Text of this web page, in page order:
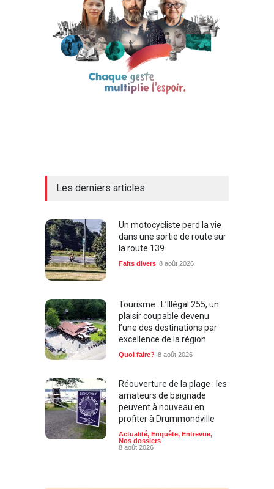
Les derniers articles
Un motocycliste perd la vie
dans une sortie de route sur
la route 139
Faits divers 8 août 2026
Tourisme : L’Illégal 255, un
plaisir coupable devenu
l’une des destinations par
excellence de la région
Quoi faire? 8 août 2026
Réouverture de la plage : les
amateurs de baignade
peuvent à nouveau en
profiter à Drummondville
Actualité, Enquête, Entrevue,
Nos dossiers
8 août 2026